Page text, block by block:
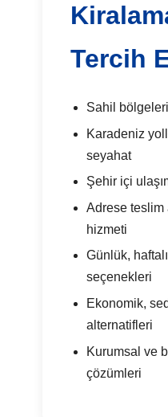
Tercih
Sahil
Karadeniz
seyahat
Şehir içi
Adrese teslim
hizmeti
Günlük,
seçenekleri
Ekonomik,
alternatifleri
Kurumsal ve
çözümleri